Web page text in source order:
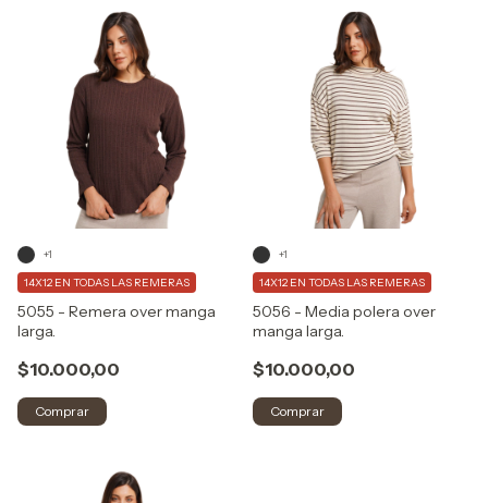
5055 - Remera over manga
larga.
$10.000,00
14X12 EN TODAS LAS REMERAS
+1
Comprar
5056 - Media polera over
manga larga.
$10.000,00
14X12 EN TODAS LAS REMERAS
+1
Comprar